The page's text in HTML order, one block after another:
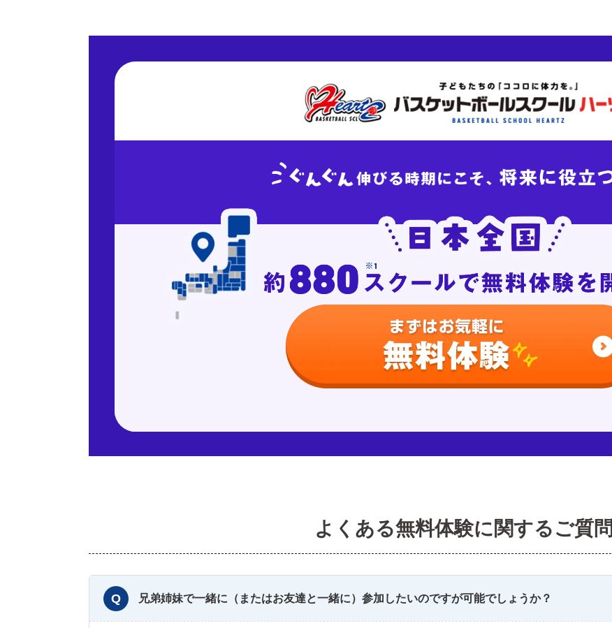
よくある無料体験に関するご質問
兄弟姉妹で一緒に（またはお友達と一緒に）参加したいのですが可能でしょうか？